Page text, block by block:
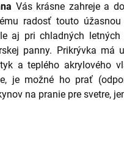
Vás krásne zahreje a
radosť touto úžasnou
aj pri chladných
panny. Prikrývka má
a teplého akrylového
je možné ho prať
na pranie pre svetre,